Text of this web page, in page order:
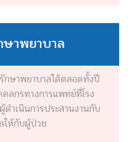
าพยาบาล
พยาบาลได้ตลอดทั้งปี
ลกรทางการแพทย์ที่โรง
ำเนินการประสานงานกับ
ให้กับผู้ป่วย